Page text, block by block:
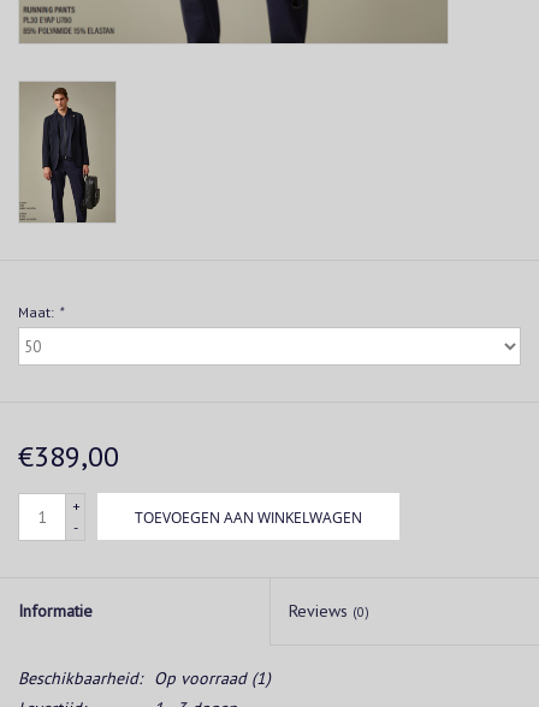
Maat: *
€389,00
+
-
TOEVOEGEN AAN WINKELWAGEN
Informatie Reviews (0)
Beschikbaarheid: Op voorraad(1)